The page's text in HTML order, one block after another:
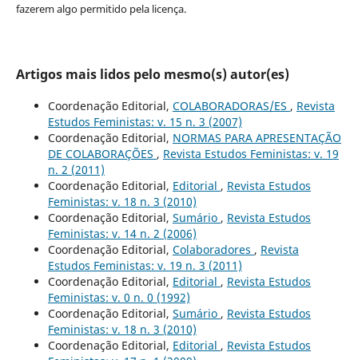
fazerem algo permitido pela licença.
Artigos mais lidos pelo mesmo(s) autor(es)
Coordenação Editorial, COLABORADORAS/ES , Revista
Estudos Feministas: v. 15 n. 3 (2007)
Coordenação Editorial, NORMAS PARA APRESENTAÇÃO
DE COLABORAÇÕES , Revista Estudos Feministas: v. 19
n. 2 (2011)
Coordenação Editorial, Editorial , Revista Estudos
Feministas: v. 18 n. 3 (2010)
Coordenação Editorial, Sumário , Revista Estudos
Feministas: v. 14 n. 2 (2006)
Coordenação Editorial, Colaboradores , Revista
Estudos Feministas: v. 19 n. 3 (2011)
Coordenação Editorial, Editorial , Revista Estudos
Feministas: v. 0 n. 0 (1992)
Coordenação Editorial, Sumário , Revista Estudos
Feministas: v. 18 n. 3 (2010)
Coordenação Editorial, Editorial , Revista Estudos